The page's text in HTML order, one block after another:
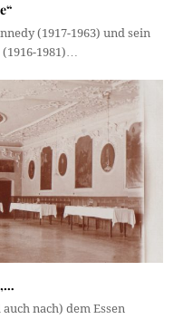
(1917-1963) und sein
1981)…
nach) dem Essen